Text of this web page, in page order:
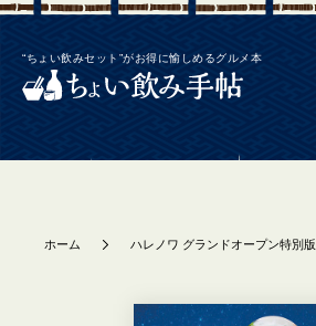
“ちょい飲みセット”がお得に愉しめるグルメ本
ホーム ハレノワ グランドオープン特別版